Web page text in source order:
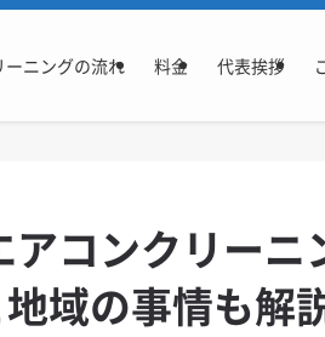
ーニングの流れ 料金 代表挨拶
コンクリーニ
域の事情も解